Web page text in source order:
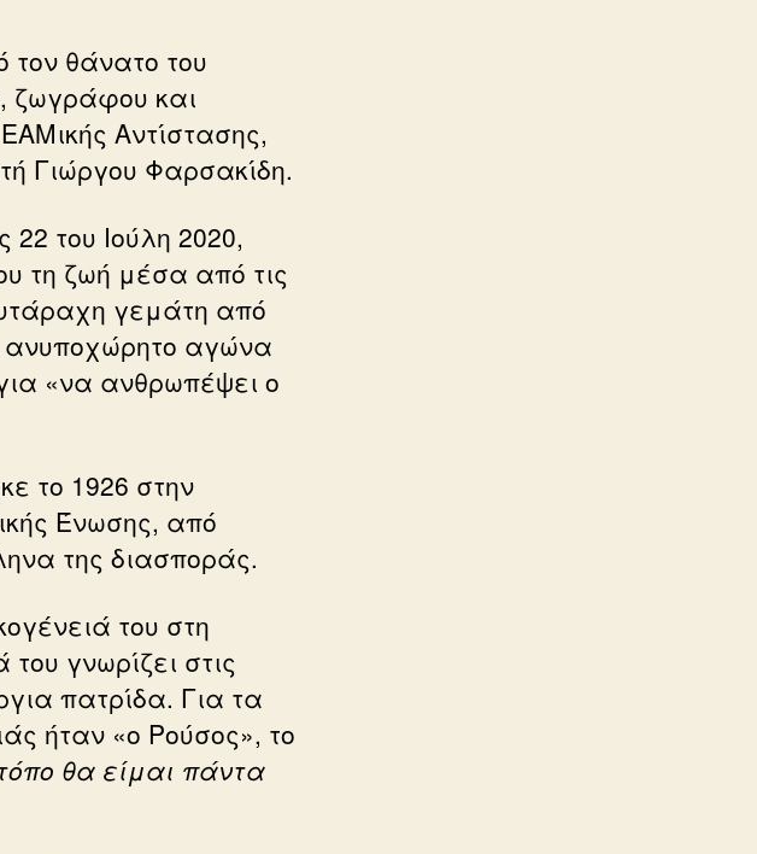
θάνατο του
ζωγράφου και
Αντίστασης,
Γιώργου Φαρσακίδη.
του Ιούλη 2020,
τη ζωή μέσα από τις
γεμάτη από
ανυποχώρητο αγώνα
«να ανθρωπέψει ο
το 1926 στην
Ένωσης, από
της διασποράς.
του στη
γνωρίζει στις
πατρίδα. Για τα
ήταν «ο Ρούσος», το
θα είμαι πάντα